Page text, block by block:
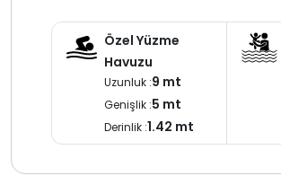
içinde birvilla kiralamaplanlayan
Villanın fiyatlandırması GBP
sorumlusu tarafından o günkü kur
adına toplam ödemenin
Özel Yüzme
Havuzu
Uzunluk :9 mt
Genişlik :5 mt
Derinlik :1.42 mt